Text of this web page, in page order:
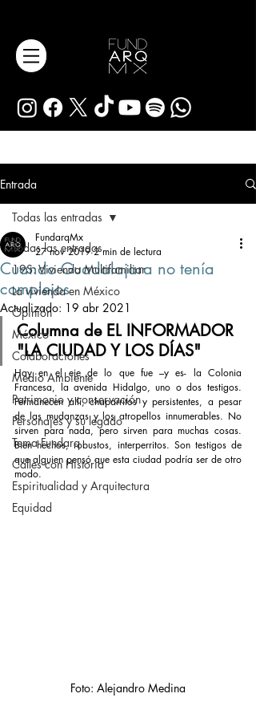
Entrada
Todas las entradas
19S: Vivienda Multifamiliar
La vivienda en México
Opinión
México
Colaboraciones
Medio Ambiente
Patrimonio y conservación
Personajes y su legado
Tema Fundarq
Calles con Historia
Espiritualidad y Arquitectura
Equidad
Todas las entradas
Cuando Guadalajara no tenía
complejos
FundarqMx
27 nov 2019 2 min de lectura
Actualizado: 19 abr 2021
Columna de EL INFORMADOR
"LA CIUDAD Y LOS DÍAS"
Hay en el eje de lo que fue –y es- la Colonia
Francesa, la avenida Hidalgo, uno o dos testigos.
Permanecen allí, chaparritos y persistentes, a pesar
de las mudanzas y los atropellos innumerables. No
sirven para nada, pero sirven para muchas cosas.
Bien hechos, robustos, interperritos. Son testigos de
que alguien pensó que esta ciudad podría ser de otro
modo.
Foto: Alejandro Medina